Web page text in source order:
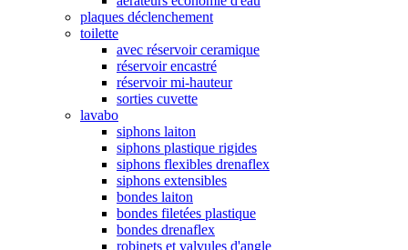
plaques déclenchement
toilette
avec réservoir ceramique
réservoir encastré
réservoir mi-hauteur
sorties cuvette
lavabo
siphons laiton
siphons plastique rigides
siphons flexibles drenaflex
siphons extensibles
bondes laiton
bondes filetées plastique
bondes drenaflex
robinets et valvules d'angle